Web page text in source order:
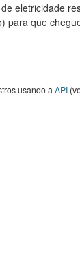
eletricidade
para que
usando a API